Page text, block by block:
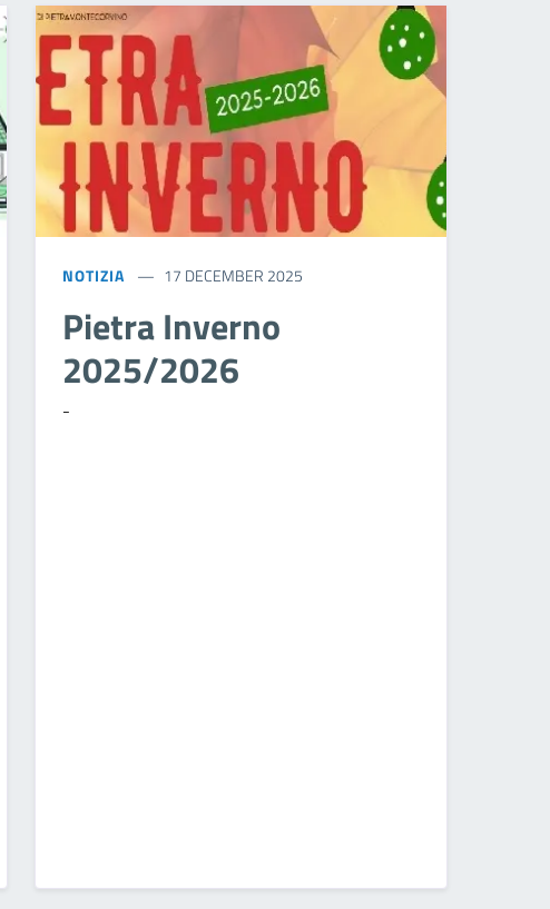
NOTIZIA 17 DECEMBER 2025
Pietra Inverno
2025/2026
-